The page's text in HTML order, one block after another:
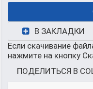
В ЗАКЛАДКИ
Если скачивание
нажмите на кнопку
ПОДЕЛИТЬСЯ В